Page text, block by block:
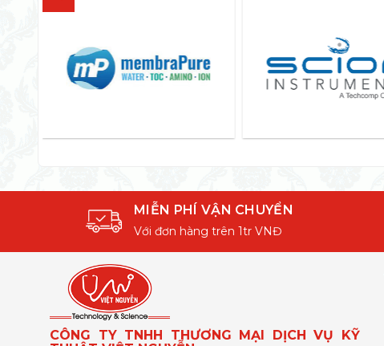
MIỄN PHÍ VẬN CHUYỂN
Với đơn hàng trên 1tr VNĐ
CÔNG TY TNHH THƯƠNG MẠI DỊCH VỤ KỸ